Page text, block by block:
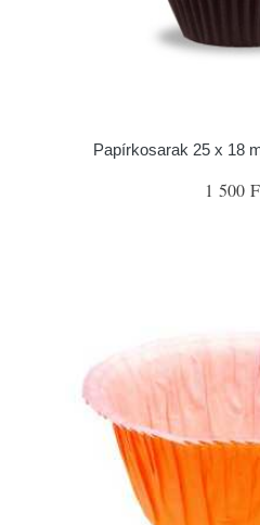
Papírkosarak 25 x 18
1 500